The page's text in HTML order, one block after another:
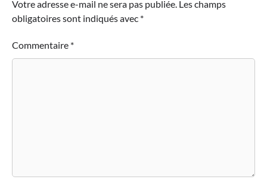
Votre adresse e-mail ne sera pas publiée. Les champs
obligatoires sont indiqués avec *
Commentaire *